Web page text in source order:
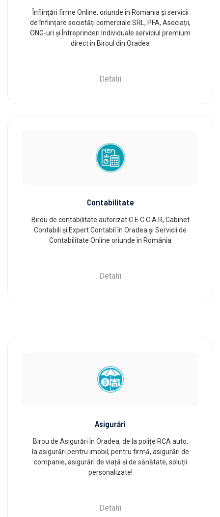
Înființări firme Online, oriunde în Romania și servicii
de înființare societăți comerciale SRL, PFA, Asociații,
ONG-uri și Întreprinderi Individuale serviciul premium
direct în Biroul din Oradea
Detalii
Contabilitate
Birou de contabilitate autorizat C.E.C.C.A.R, Cabinet
Contabili și Expert Contabil în Oradea și Servicii de
Contabilitate Online oriunde în România
Detalii
Asigurări
Birou de Asigurări în Oradea, de la polițe RCA auto,
la asigurări pentru imobil, pentru firmă, asigurări de
companie, asigurări de viață și de sănătate, soluții
personalizate!
Detalii